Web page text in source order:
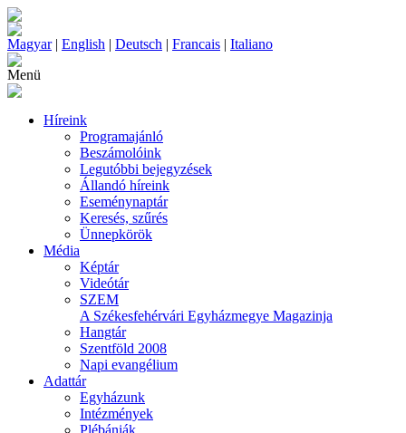
Magyar| English | Deutsch | Francais | Italiano
Menü
Híreink
Programajánló
Beszámolóink
Legutóbbi bejegyzések
Állandó híreink
Eseménynaptár
Keresés, szűrés
Ünnepkörök
Média
Képtár
Videótár
SZEM
A Székesfehérvári Egyházmegye Magazinja
Hangtár
Szentföld 2008
Napi evangélium
Adattár
Egyházunk
Intézmények
Plébániák